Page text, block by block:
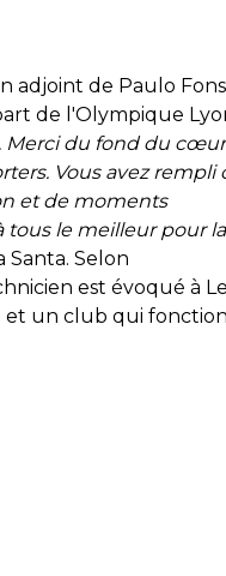
adjoint de Paulo
de l'Olympique
Merci du fond du
Vous avez rempli
et de moments
tous le meilleur pour
Santa. Selon
est évoqué à
et un club qui